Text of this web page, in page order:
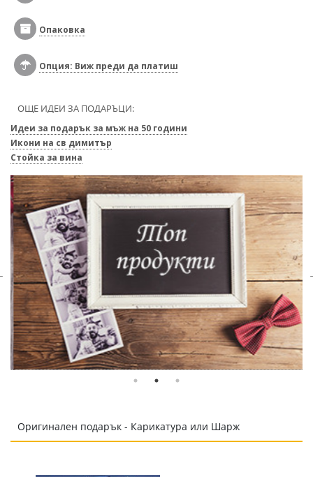
Опаковка
Опция: Виж преди да платиш
ОЩЕ ИДЕИ ЗА ПОДАРЪЦИ:
Идеи за подарък за мъж на 50 години
Икони на св димитър
Стойка за вина
Оригинален подарък - Карикатура или Шарж